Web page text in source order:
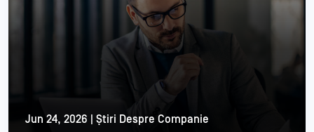
Jun 24, 2026 | Știri Despre Companie